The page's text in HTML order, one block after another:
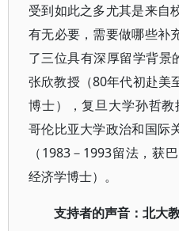
受到如此之多尤其是来自
有无必要，需要做哪些补
了三位具有深厚留学背
张欣教授（80年代初赴美
博士），复旦大学孙哲
哥伦比亚大学政治和国际
（1983－1993留法，获
经济学博士）。
支持者的声音：北大